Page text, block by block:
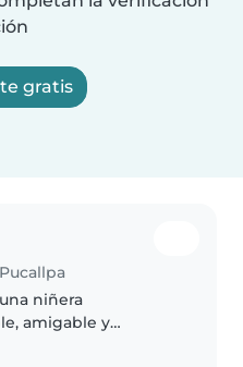
gratis
niñera
amigable y